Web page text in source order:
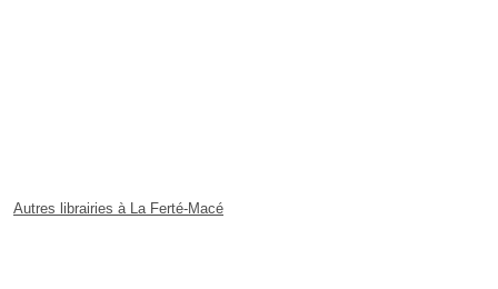
Autres librairies à La Ferté-Macé